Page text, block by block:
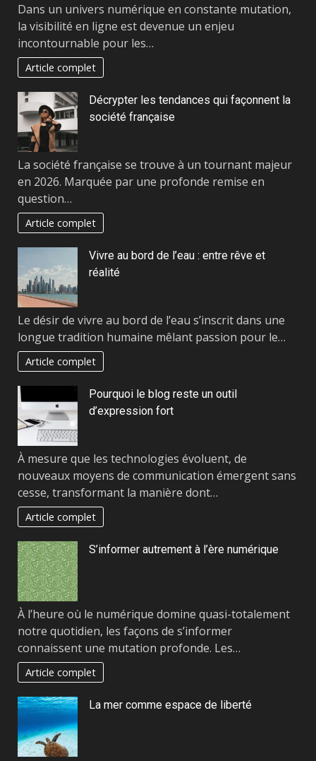
Dans un univers numérique en constante mutation,
la visibilité en ligne est devenue un enjeu
incontournable pour les…
Article complet
Décrypter les tendances qui façonnent la
société française
La société française se trouve à un tournant majeur
en 2026. Marquée par une profonde remise en
question…
Article complet
Vivre au bord de l’eau : entre rêve et
réalité
Le désir de vivre au bord de l’eau s’inscrit dans une
longue tradition humaine mêlant passion pour le…
Article complet
Pourquoi le blog reste un outil
d’expression fort
À mesure que les technologies évoluent, de
nouveaux moyens de communication émergent sans
cesse, transformant la manière dont…
Article complet
S’informer autrement à l’ère numérique
À l’heure où le numérique domine quasi-totalement
notre quotidien, les façons de s’informer
connaissent une mutation profonde. Les…
Article complet
La mer comme espace de liberté